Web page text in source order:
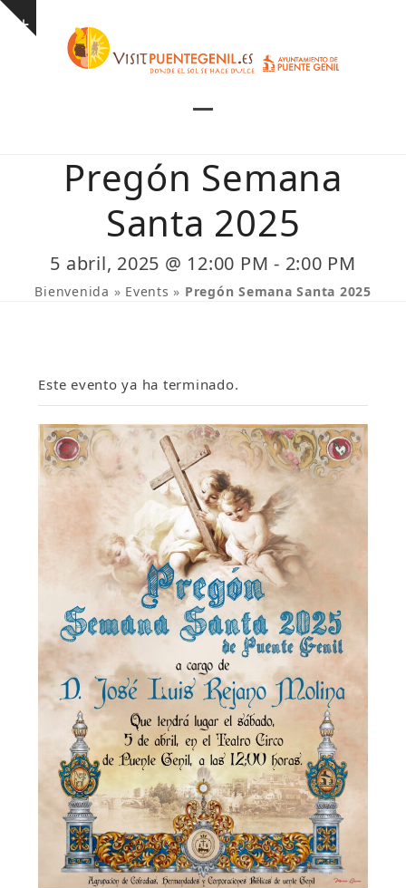
Skip
Show
mobile
menu
mobile
menu
Pregón Semana
Santa 2025
5 abril, 2025 @ 12:00 PM - 2:00 PM
Bienvenida » Events » Pregón Semana Santa 2025
Este evento ya ha terminado.